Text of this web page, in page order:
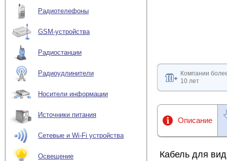
Радиотелефоны
GSM-устройства
Радиостанции
Радиоудлинители
Носители информации
Источники питания
Сетевые и Wi-Fi устройства
Освещение
Компании
10 лет
Описание
Кабель для